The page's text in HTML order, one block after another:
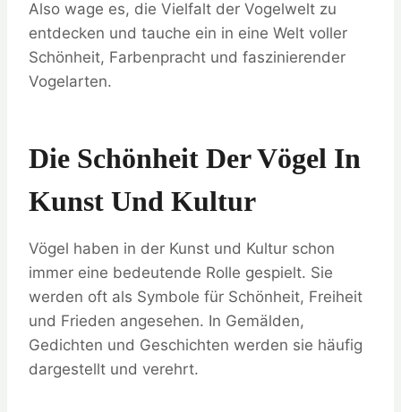
Also wage es, die Vielfalt der Vogelwelt zu
entdecken und tauche ein in eine Welt voller
Schönheit, Farbenpracht und faszinierender
Vogelarten.
Die Schönheit Der Vögel In
Kunst Und Kultur
Vögel haben in der Kunst und Kultur schon
immer eine bedeutende Rolle gespielt. Sie
werden oft als Symbole für Schönheit, Freiheit
und Frieden angesehen. In Gemälden,
Gedichten und Geschichten werden sie häufig
dargestellt und verehrt.